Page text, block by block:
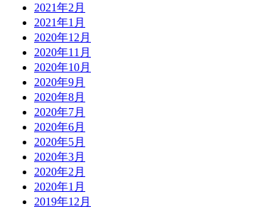
2021年2月
2021年1月
2020年12月
2020年11月
2020年10月
2020年9月
2020年8月
2020年7月
2020年6月
2020年5月
2020年3月
2020年2月
2020年1月
2019年12月